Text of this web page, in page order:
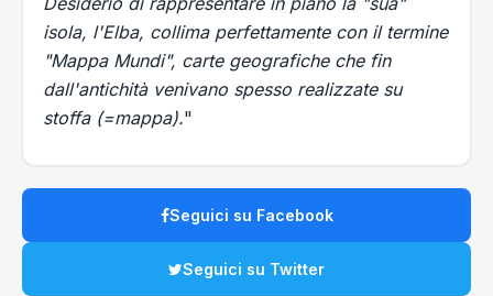
isola, l'Elba, collima perfettamente con il termine
"Mappa Mundi", carte geografiche che fin
dall'antichità venivano spesso realizzate su
stoffa (=mappa)."
Seguici su Facebook
Seguici su Twitter